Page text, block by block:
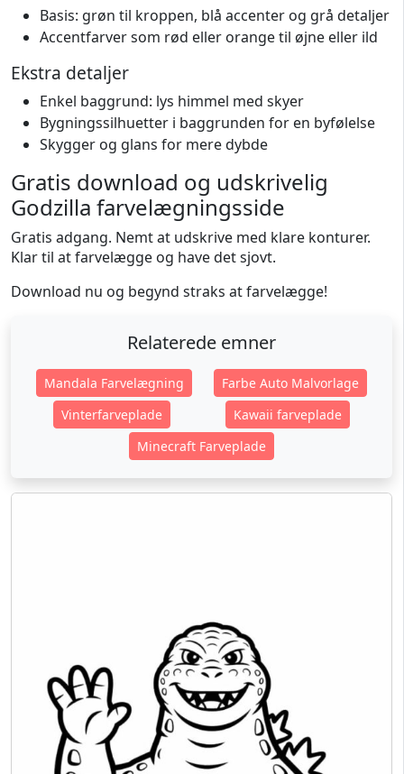
Basis: grøn til kroppen, blå accenter og grå detaljer
Accentfarver som rød eller orange til øjne eller ild
Ekstra detaljer
Enkel baggrund: lys himmel med skyer
Bygningssilhuetter i baggrunden for en byfølelse
Skygger og glans for mere dybde
Gratis download og udskrivelig
Godzilla farvelægningsside
Gratis adgang. Nemt at udskrive med klare konturer.
Klar til at farvelægge og have det sjovt.
Download nu og begynd straks at farvelægge!
Relaterede emner
Mandala Farvelægning
Farbe Auto Malvorlage
Vinterfarveplade
Kawaii farveplade
Minecraft Farveplade